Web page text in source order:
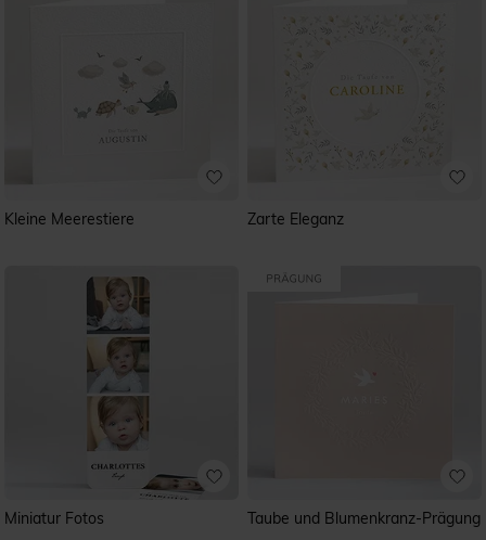
Kleine Meerestiere Zarte Eleganz
Miniatur Fotos Taube und Blumenkranz-Prägung